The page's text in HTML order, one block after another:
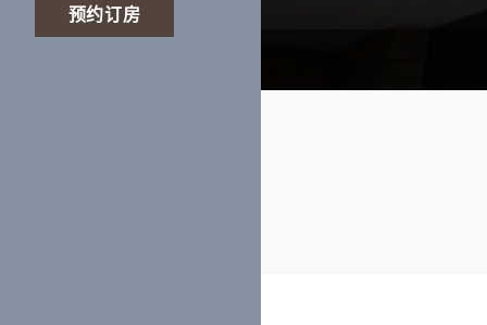
预约订房